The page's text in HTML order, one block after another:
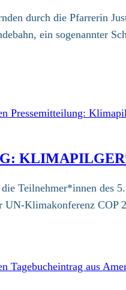
durch die Pfarrerin
ein sogenannter
Teilnehmer*innen des
UN-Klimakonferenz